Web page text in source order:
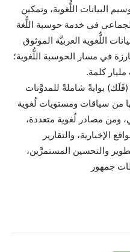
البيانات اللُّغوية، وتمكين
الجماعي في خدمة حوسبة اللُّغة
اللُّغوية العربيَّة الموثوق
في مسار الحوسبة اللُّغوية؛
كلمة.
بوابةً شاملةً للمدوَّنات
من سياقات ومستويات لُغوية
ومن مصادر لُغوية متعددة،
الإخبارية، والتقارير
والتحسين المستمرَّين،
جمهور